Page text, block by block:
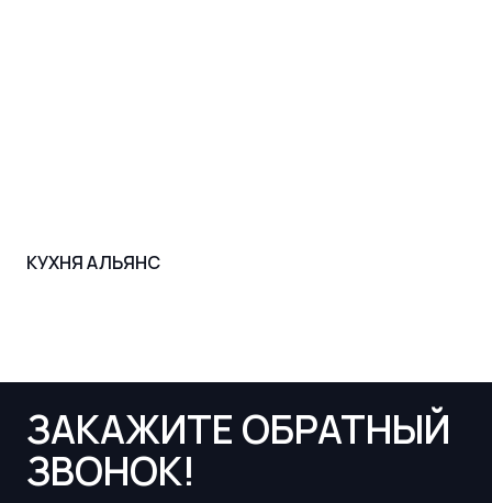
КУХНЯ АЛЬЯНС
ЗАКАЖИТЕ ОБРАТНЫЙ
ЗВОНОК!